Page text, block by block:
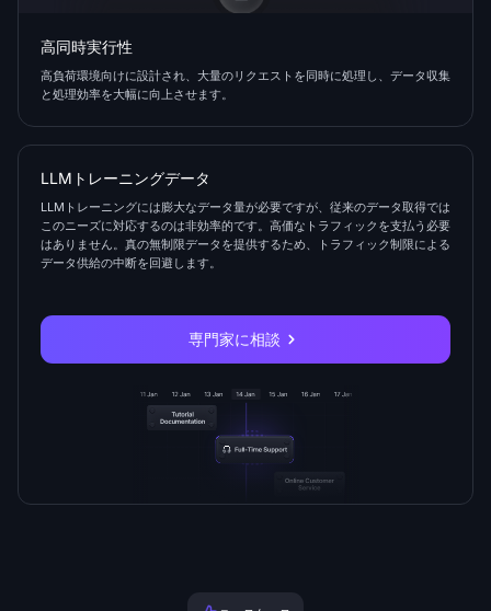
高同時実行性
高負荷環境向けに設計され、大量のリクエストを同時に処理し、データ収集
と処理効率を大幅に向上させます。
LLMトレーニングデータ
LLMトレーニングには膨大なデータ量が必要ですが、従来のデータ取得では
このニーズに対応するのは非効率的です。高価なトラフィックを支払う必要
はありません。真の無制限データを提供するため、トラフィック制限による
データ供給の中断を回避します。
専門家に相談